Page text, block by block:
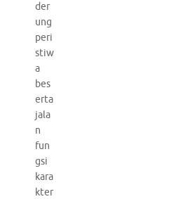
der
ung
peri
stiw
a
bes
erta
jala
n
fun
gsi
kara
kter